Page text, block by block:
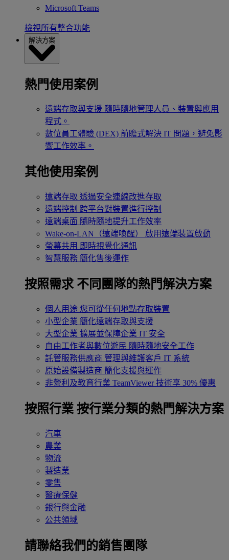
Microsoft Teams
檢視所有整合功能
解決方案
熱門使用案例
遠端存取與支援 隨時隨地管理人員、裝置與應用
程式。
數位員工體驗 (DEX) 前瞻式解決 IT 問題，避免影
響工作效率。
其他使用案例
遠端存取 透過安全連線改進存取
遠端控制 跨平台對裝置進行控制
遠端桌面 隨時隨地提升工作效率
Wake-on-LAN（遠端喚醒）
啟用遠端裝置啟動
螢幕共用 即時視覺化通訊
智慧服務 簡化售後運作
按照需求 不同團隊的熱門解決方案
個人用途 您可從任何地點存取裝置
小型企業 簡化遠端存取與支援
大型企業 擴展並保障企業 IT 安全
自由工作者與數位遊民 隨時隨地安全工作
託管服務供應商 管理與維護客戶 IT 系統
原始設備製造商 簡化支援與運作
非營利及教育行業 TeamViewer 技術享 30% 優惠
按照行業 按行業分類的熱門解決方案
汽車
農業
物流
製造業
零售
醫療保健
銀行與金融
公共領域
請聯絡我們的銷售團隊